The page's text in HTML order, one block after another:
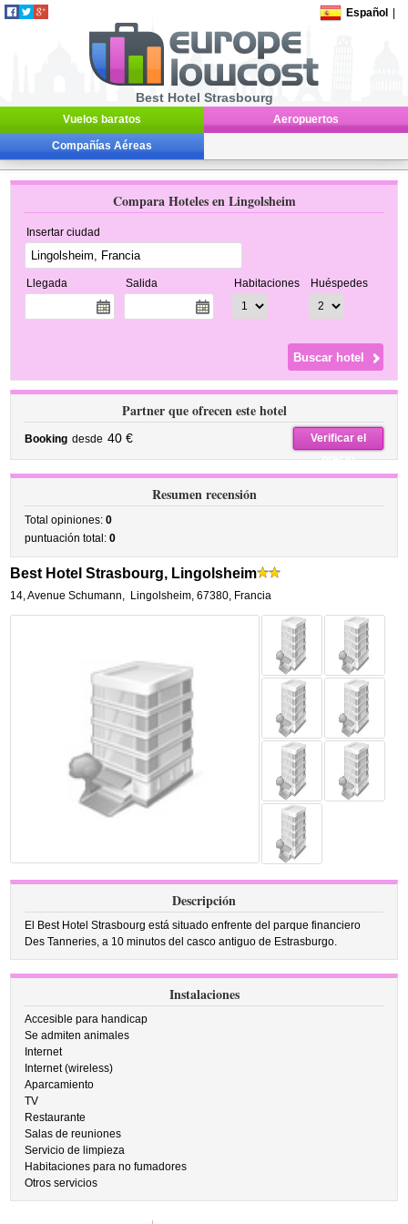
Español
Best Hotel Strasbourg
Vuelos baratos Aeropuertos
Compañías Aéreas
Compara Hoteles en Lingolsheim
Insertar ciudad
Llegada Salida Habitaciones Huéspedes
Partner que ofrecen este hotel
Booking desde 40 €
Verificar el
precio
Resumen recensión
Total opiniones:0
puntuación total:0
Best Hotel Strasbourg, Lingolsheim
14, Avenue Schumann, Lingolsheim,67380, Francia
Descripción
El Best Hotel Strasbourg está situado enfrente del parque financiero
Des Tanneries, a 10 minutos del casco antiguo de Estrasburgo.
Instalaciones
Accesible para handicap
Se admiten animales
Internet
Internet (wireless)
Aparcamiento
TV
Restaurante
Salas de reuniones
Servicio de limpieza
Habitaciones para no fumadores
Otros servicios